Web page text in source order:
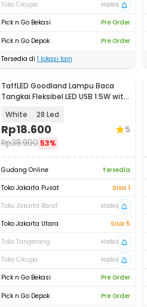
Toko Cikupa
Habis
Pick n Go Bekasi
Pre Order
Pick n Go Depok
Pre Order
Tersedia di 1 lokasi lain
TaffLED Goodland Lampu Baca
Tangkai Fleksibel LED USB 1.5W with
White 28 Led
Rp18.600
Rp38.900 53%
5
Gudang Online
Tersedia
Toko Jakarta Pusat
Sisa 1
Toko Jakarta Barat
Habis
Toko Jakarta Utara
Sisa 5
Toko Tangerang
Habis
Toko Cikupa
Habis
Pick n Go Bekasi
Pre Order
Pick n Go Depok Pre Order